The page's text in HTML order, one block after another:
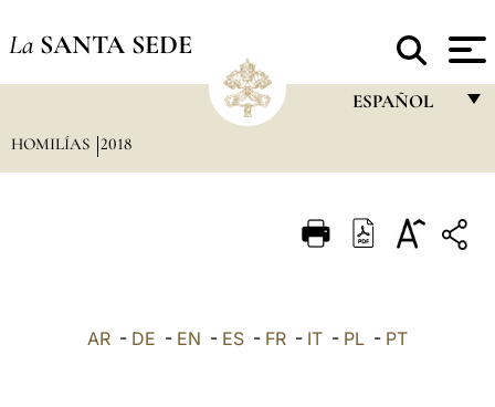
La SANTA SEDE
ESPAÑOL
ITALIANO
HOMILÍAS 2018
AR - DE - EN - ES - FR - IT - PL - PT